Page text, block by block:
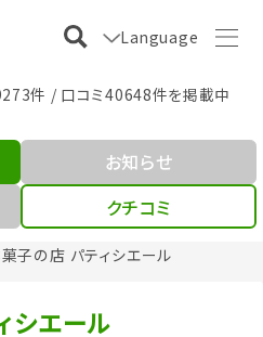
Language
件 / 口コミ40648件を掲載中
子の店 パティシエール
お知らせ
クチコミ
シエール